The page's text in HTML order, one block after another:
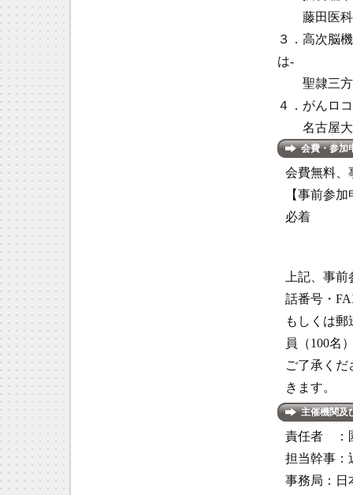
藤田医科
３．高次脳
は-
聖隷三方
４．がんロ
名古屋大
会費・参加
会費無料、
【事前参
必着
上記、事
話番号・
もしくは
員（100名
ご了承く
きます。
主催機関及
責任者 ：
担当幹事：
事務局：日